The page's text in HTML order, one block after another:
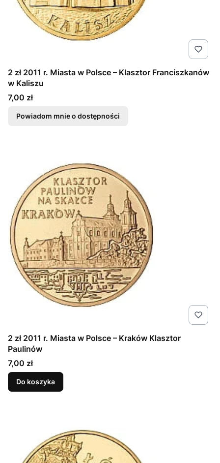
2 zł 2011 r. Miasta w Polsce – Klasztor Franciszkanów
w Kaliszu
Cena
7,00 zł
Powiadom mnie o dostępności
2 zł 2011 r. Miasta w Polsce – Kraków Klasztor
Paulinów
Cena
7,00 zł
Do koszyka